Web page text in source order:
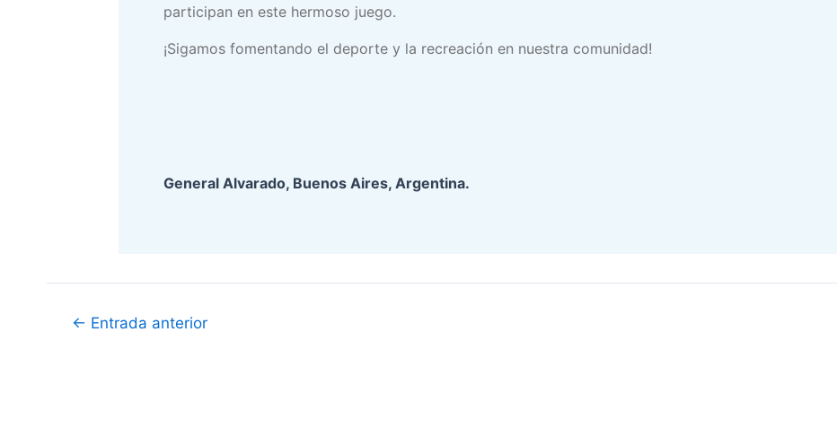
participan en este hermoso juego.
¡Sigamos fomentando el deporte y la recreación en nuestra comunidad!
General Alvarado, Buenos Aires, Argentina.
Navegación
← Entrada anterior